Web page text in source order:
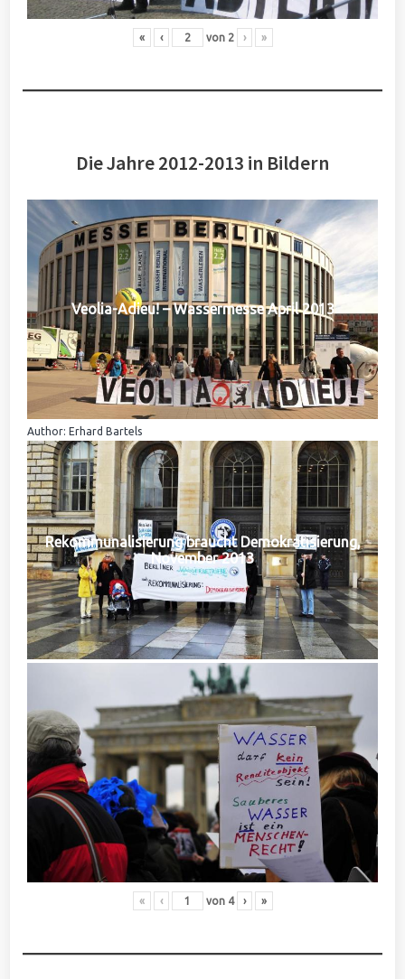
« ‹ von 2 › »
Die Jahre 2012-2013 in Bildern
Veolia-Adieu! – Wassermesse April 2013
Author: Erhard Bartels
Rekommunalisierung braucht Demokratisierung,
November 2013
« ‹ von 4 › »